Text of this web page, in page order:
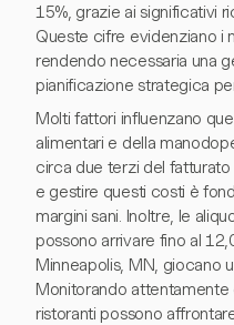
15%, grazie ai significativi
Queste cifre evidenziano i
rendendo necessaria una
pianificazione strategica
Molti fattori influenzano
alimentari e della
circa due terzi del
e gestire questi costi è
margini sani. Inoltre, le
possono arrivare fino al
Minneapolis, MN, giocano
Monitorando
ristoranti possono